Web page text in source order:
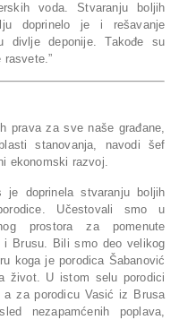
voda. Stvaranju boljih
doprinelo je i rešavanje
divlje deponije. Takođe su
rasvete.”
prava za sve naše građane,
stanovanja, navodi šef
ekonomski razvoj.
je doprinela stvaranju boljih
Učestovali smo u
prostora za pomenute
i Brusu. Bili smo deo velikog
koga je porodica Šabanović
život. U istom selu porodici
a za porodicu Vasić iz Brusa
nezapamćenih poplava,